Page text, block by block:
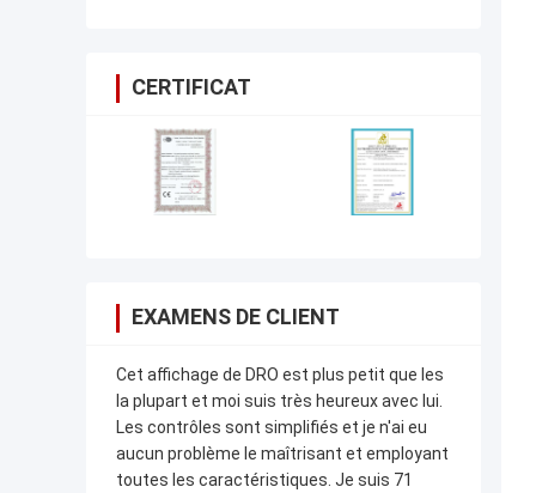
CERTIFICAT
EXAMENS DE CLIENT
Cet affichage de DRO est plus petit que les
la plupart et moi suis très heureux avec lui.
Les contrôles sont simplifiés et je n'ai eu
aucun problème le maîtrisant et employant
toutes les caractéristiques. Je suis 71